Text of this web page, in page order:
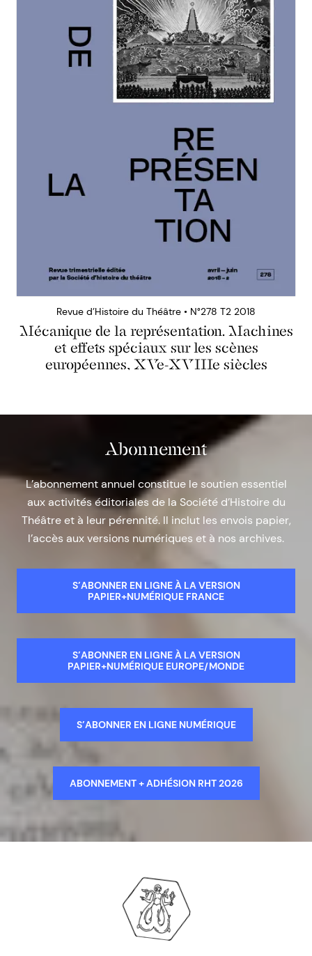
Revue d’Histoire du Théâtre • N°278 T2 2018
Mécanique de la représentation. Machines
et effets spéciaux sur les scènes
européennes, XVe-XVIIIe siècles
Abonnement
L’abonnement annuel constitue le soutien essentiel
aux activités éditoriales de la Société d’Histoire du
Théâtre et à leur pérennité. Il inclut les envois papier,
l’accès aux versions numériques et à nos archives.
S’ABONNER EN LIGNE À LA VERSION
PAPIER+NUMÉRIQUE FRANCE
S’ABONNER EN LIGNE À LA VERSION
PAPIER+NUMÉRIQUE EUROPE/MONDE
S’ABONNER EN LIGNE NUMÉRIQUE
ABONNEMENT + ADHÉSION RHT 2026